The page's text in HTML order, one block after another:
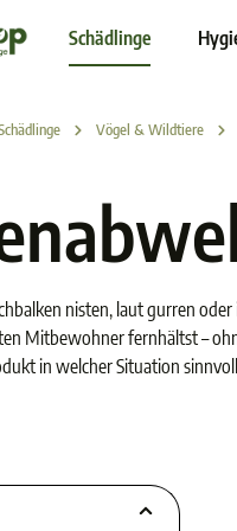
Schädlinge
Vögel & Wildtiere
nisten, laut gurren
Mitbewohner fernhältst –
in welcher Situation